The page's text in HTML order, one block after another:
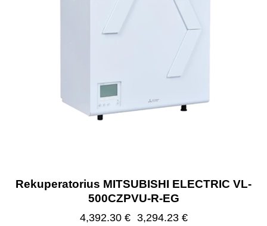
Rekuperatorius MITSUBISHI ELECTRIC VL-
500CZPVU-R-EG
4,392.30 € 3,294.23 €